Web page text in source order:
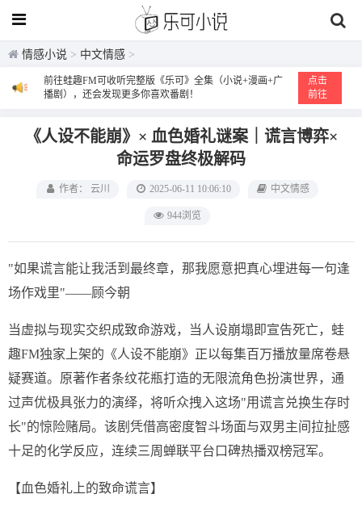
情感小说 > 中文情感 >
前往蛙趣FM可收听完整版《乐可》全集（小说+漫画+广
播剧），还会发现更多你喜欢番剧！
点击
前往
《人设不能崩》× 血色婚礼谜案｜谎言博弈×
命运罗盘终极解码
作者： 云川 2025-06-11 10:06:10 中文情感
944浏览
"如果谎言能让我活到最终章，那我愿意把真心埋进每一句逢
场作戏里"——顾今朝
当虚拟与现实交织成致命游戏，当人设崩塌即宣告死亡，蛙
趣FM独家上架的《人设不能崩》正以每集百万播放量席卷悬
疑赛道。原著作者条纹花瓶打造的无限流角色扮演世界，通
过声优极具张力的演绎，将听众拽入这场"用谎言兑换生存时
长"的惊险赌局。该剧凭借高密度智斗场面与双男主间拉扯感
十足的化学反应，连续三周蝉联平台口碑热播双榜冠军。
【血色婚礼上的致命谎言】